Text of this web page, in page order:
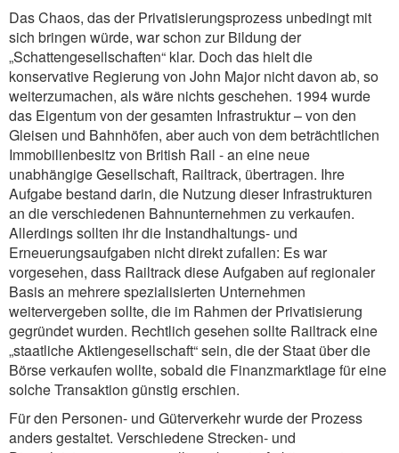
Das Chaos, das der Privatisierungsprozess unbedingt mit
sich bringen würde, war schon zur Bildung der
„Schattengesellschaften“ klar. Doch das hielt die
konservative Regierung von John Major nicht davon ab, so
weiterzumachen, als wäre nichts geschehen. 1994 wurde
das Eigentum von der gesamten Infrastruktur – von den
Gleisen und Bahnhöfen, aber auch von dem beträchtlichen
Immobilienbesitz von British Rail - an eine neue
unabhängige Gesellschaft, Railtrack, übertragen. Ihre
Aufgabe bestand darin, die Nutzung dieser Infrastrukturen
an die verschiedenen Bahnunternehmen zu verkaufen.
Allerdings sollten ihr die Instandhaltungs- und
Erneuerungsaufgaben nicht direkt zufallen: Es war
vorgesehen, dass Railtrack diese Aufgaben auf regionaler
Basis an mehrere spezialisierten Unternehmen
weitervergeben sollte, die im Rahmen der Privatisierung
gegründet wurden. Rechtlich gesehen sollte Railtrack eine
„staatliche Aktiengesellschaft“ sein, die der Staat über die
Börse verkaufen wollte, sobald die Finanzmarktlage für eine
solche Transaktion günstig erschien.
Für den Personen- und Güterverkehr wurde der Prozess
anders gestaltet. Verschiedene Strecken- und